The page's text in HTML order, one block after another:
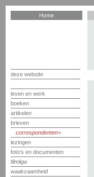
Home
deze website
leven en werk
boeken
artikelen
brieven
correspondenten
lezingen
foto's en documenten
filmliga
waakzaamheid